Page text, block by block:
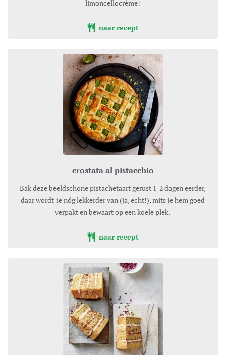
limoncellocrème!
naar recept
crostata al pistacchio
Bak deze beeldschone pistachetaart gerust 1-2 dagen eerder,
daar wordt-ie nóg lekkerder van (ja, echt!), mits je hem goed
verpakt en bewaart op een koele plek.
naar recept